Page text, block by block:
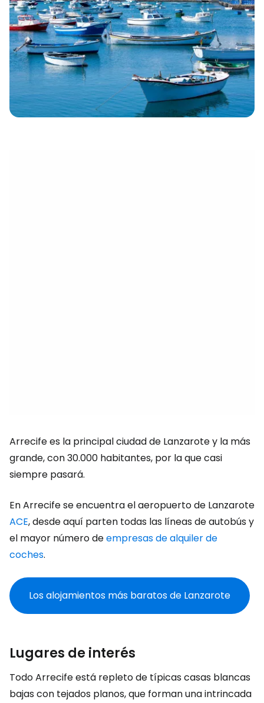
Arrecife es la principal ciudad de Lanzarote y la más
grande, con 30.000 habitantes, por la que casi
siempre pasará.
En Arrecife se encuentra el aeropuerto de Lanzarote
ACE, desde aquí parten todas las líneas de autobús y
el mayor número deempresas de alquiler de
coches.
Los alojamientos más baratos de Lanzarote
Lugares de interés
Todo Arrecife está repleto de típicas casas blancas
bajas con tejados planos, que forman una intrincada